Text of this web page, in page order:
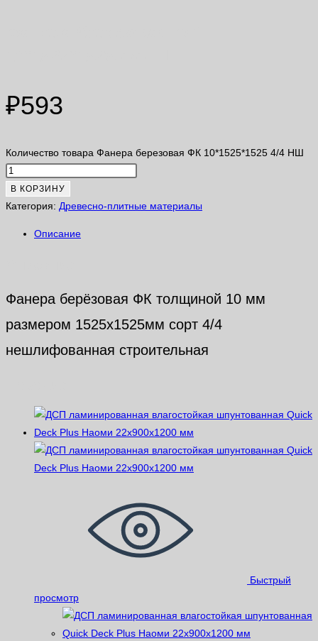
₽593
Количество товара Фанера березовая ФК 10*1525*1525 4/4 НШ
В КОРЗИНУ
Категория: Древесно-плитные материалы
Описание
Фанера берёзовая ФК толщиной 10 мм
размером 1525х1525мм сорт 4/4
нешлифованная строительная
Быстрый
просмотр